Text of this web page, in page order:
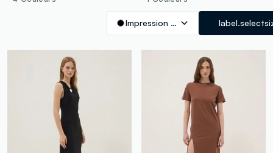
Impression noire 3